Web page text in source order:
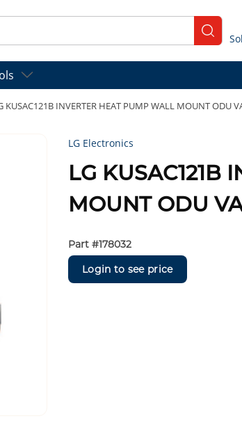
submit
KUSAC121B INVERTER HEAT PUMP WALL MOUNT ODU
LG Electronics
LG KUSAC121B
MOUNT ODU
Part #178032
Login to see price